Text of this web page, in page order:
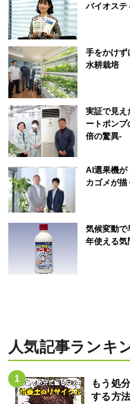
バイオステ
手をかけず
水耕栽培
実証で見え
ートポン
倍の驚異-
AI選果機が
カゴメが
気候変動で
年使える気
人気記事ランキ
もう処
する方法